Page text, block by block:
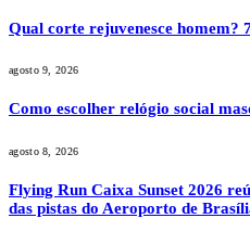
Qual corte rejuvenesce homem?
agosto 9, 2026
Como escolher relógio social
agosto 8, 2026
Flying Run Caixa Sunset 2026
das pistas do Aeroporto de